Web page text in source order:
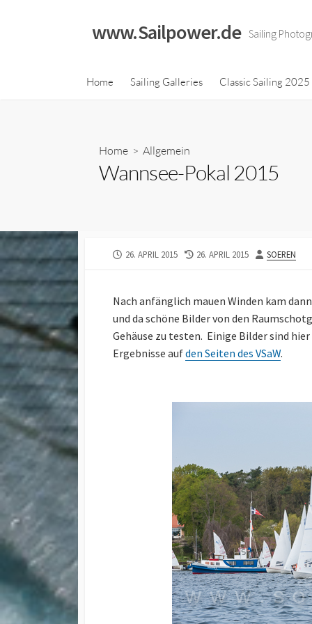
www.Sailpower.de Sailing
Home Sailing Galleries Classic Sailing
Classic Sailing 2023
Calendar
Home > Allgemein
Wannsee-Pokal 2015
PUBLISHED
26. APRIL 2015
LAST
26. APRIL 2015 AUTHOR
SOEREN
Nach anfänglich mauen Winden kam
und da schöne Bilder von den
Gehäuse zu testen. Einige Bilder sind
Ergebnisse aufden Seiten des VSaW.